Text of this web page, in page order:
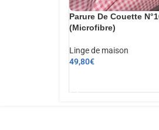
Parure De Couette
(Microfibre)
Linge de maison
49,80€